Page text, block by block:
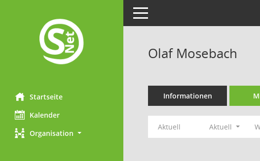
Startseite
Kalender
Organisation
Toggle navigation
Olaf Mosebach
Informationen
Aktuell Aktuell